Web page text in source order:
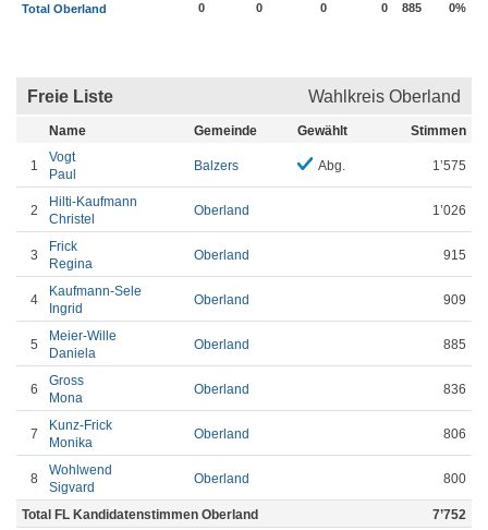
Total Oberland 0 0 0 0 885 0%
Freie Liste Wahlkreis Oberland
Name Gemeinde Gewählt Stimmen
1
Vogt
Paul
Balzers Abg. 1’575
2
Hilti-Kaufmann
Christel
Oberland 1’026
3
Frick
Regina
Oberland 915
4
Kaufmann-Sele
Ingrid
Oberland 909
5
Meier-Wille
Daniela
Oberland 885
6
Gross
Mona
Oberland 836
7
Kunz-Frick
Monika
Oberland 806
8
Wohlwend
Sigvard
Oberland 800
Total FL Kandidatenstimmen Oberland 7’752